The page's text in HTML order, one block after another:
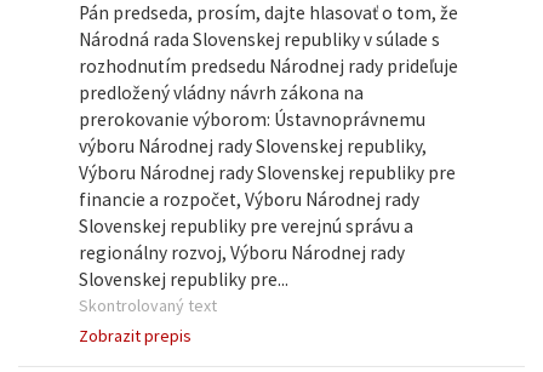
Pán predseda, prosím, dajte hlasovať o tom, že
Národná rada Slovenskej republiky v súlade s
rozhodnutím predsedu Národnej rady prideľuje
predložený vládny návrh zákona na
prerokovanie výborom: Ústavnoprávnemu
výboru Národnej rady Slovenskej republiky,
Výboru Národnej rady Slovenskej republiky pre
financie a rozpočet, Výboru Národnej rady
Slovenskej republiky pre verejnú správu a
regionálny rozvoj, Výboru Národnej rady
Slovenskej republiky pre...
Skontrolovaný text
Zobrazit prepis